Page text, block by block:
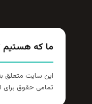
ما که هستیم
این سایت متعلق
تمامی حقوق